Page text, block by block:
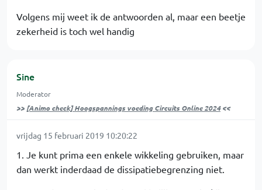
Volgens mij weet ik de antwoorden al, maar een beetje
zekerheid is toch wel handig
Sine
Moderator
>> [Animo check] Hoogspannings voeding Circuits Online 2024<<
vrijdag 15 februari 2019 10:20:22
1. Je kunt prima een enkele wikkeling gebruiken, maar
dan werkt inderdaad de dissipatiebegrenzing niet.